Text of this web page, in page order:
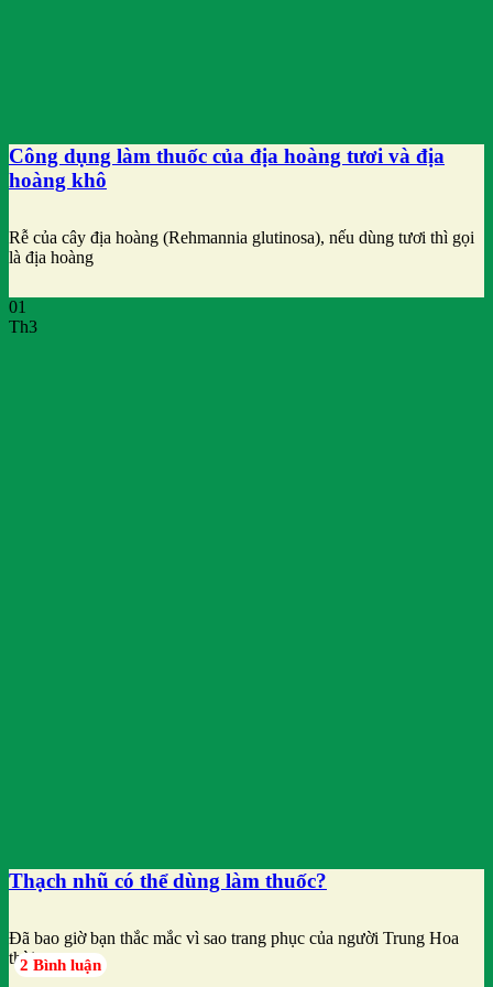
Công dụng làm thuốc của địa hoàng tươi và địa
hoàng khô
Rễ của cây địa hoàng (Rehmannia glutinosa), nếu dùng tươi thì gọi
là địa hoàng
01
Th3
Thạch nhũ có thể dùng làm thuốc?
Đã bao giờ bạn thắc mắc vì sao trang phục của người Trung Hoa
thời2 Bình luận